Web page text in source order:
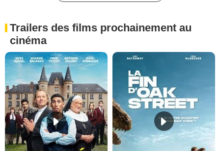
Trailers des films prochainement au
cinéma